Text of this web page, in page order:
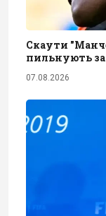
Скаути
пильнують
07.08.2026